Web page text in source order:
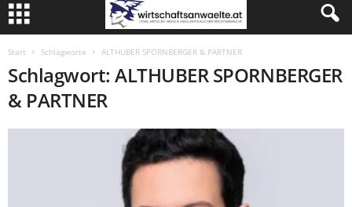
Start Schlagworte ALTHUBER SPORNBERGER & PARTNER
Schlagwort: ALTHUBER SPORNBERGER
& PARTNER